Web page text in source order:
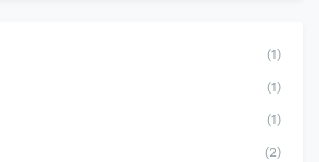
(1)
(1)
(1)
(2)